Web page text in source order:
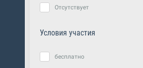
Отсутствует
Условия участия
бесплатно